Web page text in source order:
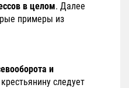
в целом. Далее
примеры из
и
следует